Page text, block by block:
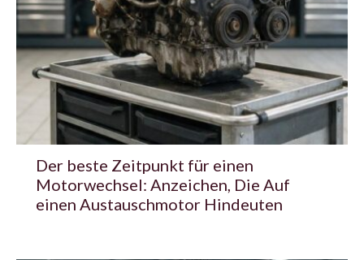
Der beste Zeitpunkt für einen
Motorwechsel: Anzeichen, Die Auf
einen Austauschmotor Hindeuten